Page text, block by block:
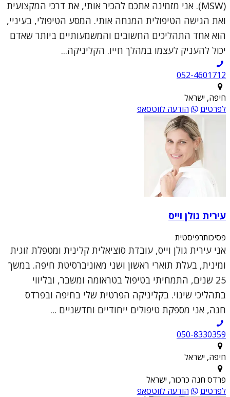
(MSW). אני מזמינה אתכם להכיר אותי, את דרכי המקצועית
ואת הגישה הטיפולית המנחה אותי. המסע הטיפולי, בעיניי,
הוא אחד התהליכים החשובים והמשמעותיים ביותר שאדם
יכול להעניק לעצמו במהלך חייו. הקליניקה...
052-4601712
חיפה, ישראל
לפרטים
הודעה לווטסאפ
עירית גולן וייס
פסיכותרפיסטית
אני עירית גולן וייס, עובדת סוציאלית קלינית ומטפלת זוגית
ומינית, בעלת תוארי ראשון ושני מאוניברסיטת חיפה. במשך
25 שנים, התמחיתי בטיפול בטראומה ומשבר, ובליווי
בתהליכי שינוי. בקליניקה הפרטית שלי בחיפה ובפרדס
חנה, אני מספקת טיפולים ייחודיים וחדשניים ...
050-8330359
חיפה, ישראל
פרדס חנה כרכור, ישראל
לפרטים
הודעה לווטסאפ